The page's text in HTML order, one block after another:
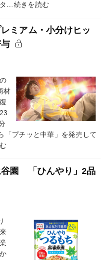
…続きを読む
ミアム・小分けヒッ
材
「プチッと中華」を発売して
谷園 「ひんやり」2品